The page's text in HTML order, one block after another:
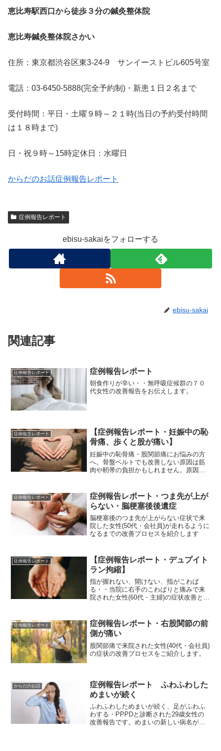
恵比寿駅西口から徒歩３分の鍼灸整体院
恵比寿鍼灸整体院さかい
住所：東京都渋谷区東3-24-9 サンイーストビル605号室
電話：03-6450-5888(完全予約制)・新患１日２名まで
受付時間：平日・土曜９時～２１時(当日の予約受付時間
は１８時まで)
日・祝９時～15時定休日：水曜日
からだのお話症例報告レポート
症例報告レポート
ebisu-sakaiをフォローする
ebisu-sakai
関連記事
症例報告レポート 症例報告レポート
朝食作りが辛い・・無呼吸症候群の７０
代女性の改善報告をお伝えします。
症例報告レポート
【症例報告レポート・妊娠中の恥
骨痛、歩くと股が痛い】
妊娠中の恥骨痛・股関節痛にお悩みの方
へ。骨盤ベルトでも改善しない原因は筋
肉や靭帯の負担かもしれません。原因と
症例報告レポート
症例報告レポート・つま先が上が
らない・脳梗塞後後遺症
脳梗塞後のつま先が上がらない症状で来
院した女性(50代・会社員)が走れるように
なるまでの改善プロセスを紹介します
症例報告レポート
【症例報告レポート・デュプイト
ラン拘縮】
指が握れない、開けない、指がこわば
る・・当院に右手のこわばりと痛みで来
院された女性(60代・主婦)の症状改善と経
症例報告レポート
症例報告レポート・右股関節の前
側が痛い
股関節痛で来院された女性(40代・会社員)
の症状の改善プロセスをご紹介します。
からだのお話
症例報告レポート ふわふわした
めまいが続く
ふわふわしためまいが続く、足がふわふ
わする・PPPDと診断された29歳女性の
改善報告です。めまいの新しい病名が近